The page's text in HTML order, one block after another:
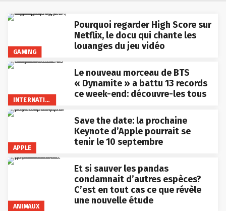
GAMING
Pourquoi regarder High Score sur
Netflix, le docu qui chante les
louanges du jeu vidéo
INTERNATIONAL
Le nouveau morceau de BTS
« Dynamite » a battu 13 records
ce week-end: découvre-les tous
APPLE
Save the date: la prochaine
Keynote d’Apple pourrait se
tenir le 10 septembre
ANIMAUX
Et si sauver les pandas
condamnait d’autres espèces?
C’est en tout cas ce que révèle
une nouvelle étude